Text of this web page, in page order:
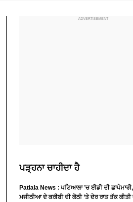
ਪੜ੍ਹਨਾ ਚਾਹੀਦਾ ਹੈ
Patiala News : ਪਟਿਆਲਾ ’ਚ ਈਡੀ ਦੀ
ਮਜੀਠੀਆ ਦੇ ਕਰੀਬੀ ਦੀ ਕੋਠੀ ’ਤੇ ਦੇਰ ਰਾਤ ਤੱਕ ਕੀਤੀ